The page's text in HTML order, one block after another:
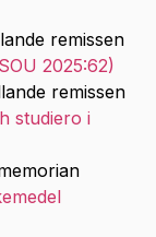
remissen
2025:62)
remissen
studiero i